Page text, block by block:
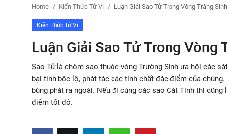
Tâm Linh
Giải mã giấc mơ
Liên Hệ
Home Kiến Thức Tử Vi Luận Giải Sao Tử Trong Vòng Tràng Sinh
Kiến Thức Tử Vi
Luận Giải Sao Tử Trong Vòng
Sao Tử là chòm sao thuộc vòng Trường Sinh ưa hội các
bại tinh bộc lộ, phát tác các tính chất đặc điểm của
bùng phát ra ngoài. Nếu đi cùng các sao Cát Tinh thì
điểm tốt đó.